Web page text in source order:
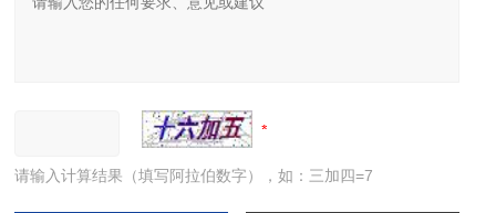
请输入计算结果（填写阿拉伯数字），如：三加四=7